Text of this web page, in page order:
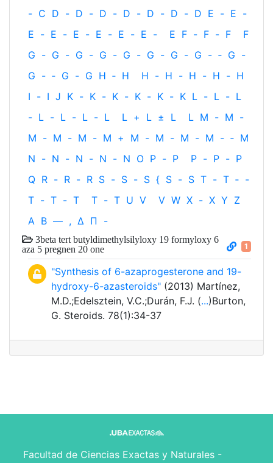
- C D - D - D - D - D - D - D E - E -
E - E - E - E - E - E - E F - F - F
F
G - G - G - G - G - G - G - G - ‐ G -
G - ‐ G - G H ‐ H H - H - H - H - H
I - I J K - K - K - K - K - K L - L - L
- L - L - L - L L + L ± L L M - M -
M - M - M - M + M - M - M - M - ‐ M
N - N - N - N - N O P - P P - P - P
Q R - R - R S - S - S { S - S T - T ‐ -
T - T - T T - T U V V W X - X Y Z
Α Β — , Δ Π -
3beta tert butyldimethylsilyloxy 19 formyloxy 6
aza 5 pregnen 20 one
1
"Synthesis of 6-azaprogesterone and 19-
hydroxy-6-azasteroids" (2013) Martínez,
M.D.;Edelsztein, V.C.;Durán, F.J. (...)Burton,
G. Steroids. 78(1):34-37
Facultad de Ciencias Exactas y Naturales -